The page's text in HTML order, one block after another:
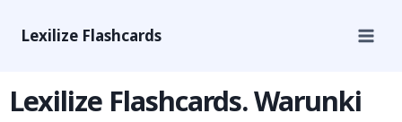
Lexilize Flashcards
Lexilize Flashcards. Warunki